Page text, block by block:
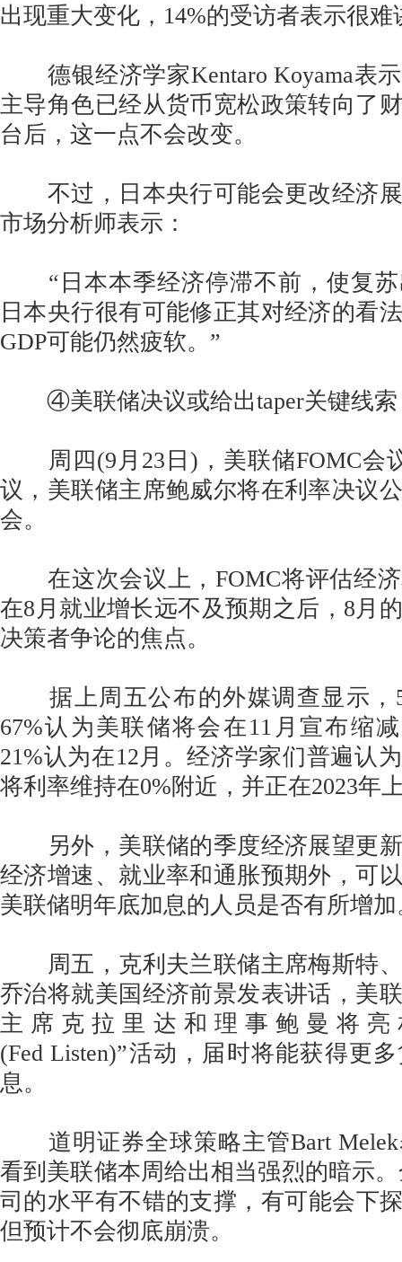
出现重大变化，14%的受访者表示很难
德银经济学家Kentaro Koyama表
主导角色已经从货币宽松政策转向了
台后，这一点不会改变。
不过，日本央行可能会更改经济展
市场分析师表示：
“日本本季经济停滞不前，使复苏
日本央行很有可能修正其对经济的看
GDP可能仍然疲软。”
④美联储决议或给出taper关键线索
周四(9月23日)，美联储FOMC会
议，美联储主席鲍威尔将在利率决议
会。
在这次会议上，FOMC将评估经济
在8月就业增长远不及预期之后，8月
决策者争论的焦点。
据上周五公布的外媒调查显示，
67%认为美联储将会在11月宣布缩
21%认为在12月。经济学家们普遍认
将利率维持在0%附近，并正在2023年
另外，美联储的季度经济展望更新
经济增速、就业率和通胀预期外，可
美联储明年底加息的人员是否有所增加
周五，克利夫兰联储主席梅斯特、
乔治将就美国经济前景发表讲话，美
主席克拉里达和理事鲍曼将
(Fed Listen)”活动，届时将能获得更
息。
道明证券全球策略主管Bart Melek
看到美联储本周给出相当强烈的暗示
司的水平有不错的支撑，有可能会下
但预计不会彻底崩溃。